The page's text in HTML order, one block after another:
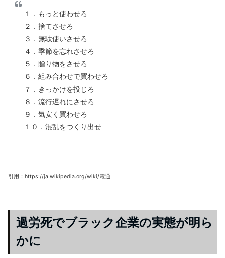
１．もっと使わせろ
２．捨てさせろ
３．無駄使いさせろ
４．季節を忘れさせろ
５．贈り物をさせろ
６．組み合わせで買わせろ
７．きっかけを投じろ
８．流行遅れにさせろ
９．気安く買わせろ
１０．混乱をつくり出せ
引用：https://ja.wikipedia.org/wiki/電通
過労死でブラック企業の実態が明ら
かに